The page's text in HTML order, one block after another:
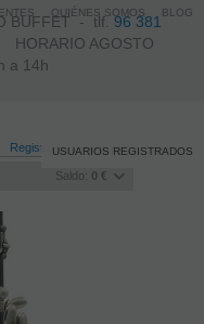
BUFFET -tlf.96 381
AGOSTO
a 14h
Registro /Iniciar sesión
Saldo: 0 €
USUARIOS REGISTRADOS
QUIÉNES SOMOS BLOG